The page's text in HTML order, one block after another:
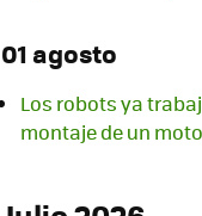
01 agosto
Los robots ya
montaje de un